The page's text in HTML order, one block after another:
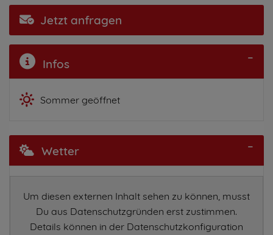
Jetzt anfragen
Infos
Sommer geöffnet
Wetter
Um diesen externen Inhalt sehen zu können, musst
Du aus Datenschutzgründen erst zustimmen.
Details können in der Datenschutzkonfiguration